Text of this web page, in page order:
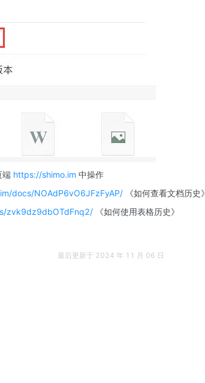
端 https://shimo.im 中操作
docs/NOAdP6vO6JFzFyAP/ 《如何查看文档历史》
zvk9dz9dbOTdFnq2/ 《如何使用表格历史》
最后更新于 2024 年 11 月 06 日